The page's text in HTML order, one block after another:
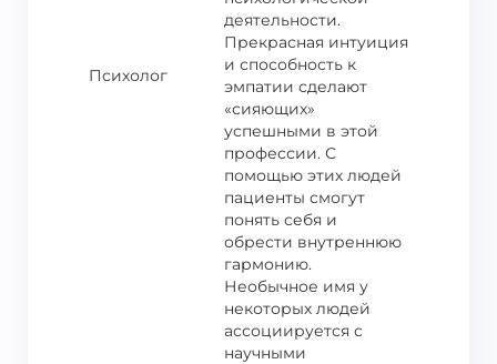
Психолог
деятельности.
Прекрасная интуиция
и способность к
эмпатии сделают
«сияющих»
успешными в этой
профессии. С
помощью этих людей
пациенты смогут
понять себя и
обрести внутреннюю
гармонию.
Необычное имя у
некоторых людей
ассоциируется с
научными